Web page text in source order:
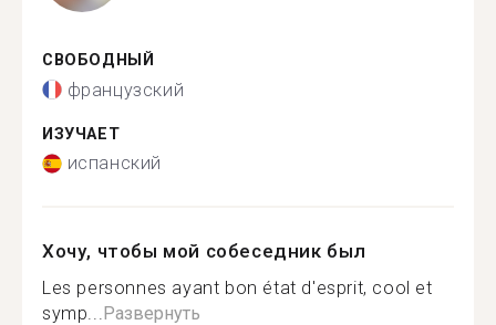
СВОБОДНЫЙ
французский
ИЗУЧАЕТ
испанский
Хочу, чтобы мой собеседник был
Les personnes ayant bon état d'esprit, cool et
symp...Развернуть